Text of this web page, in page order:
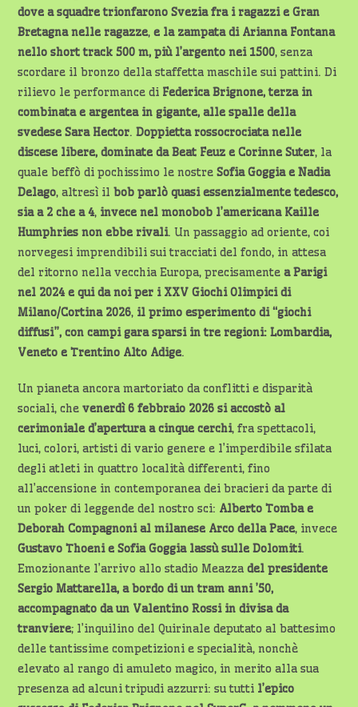
dove a squadre trionfarono Svezia fra i ragazzi e Gran
Bretagna nelle ragazze,e la zampata di Arianna Fontana
nello short track 500 m, più l’argento nei 1500, senza
scordare il bronzo della staffetta maschile sui pattini. Di
rilievo le performance di Federica Brignone, terza in
combinata e argentea in gigante, alle spalle della
svedese Sara Hector.Doppietta rossocrociata nelle
discese libere, dominate da Beat Feuz e Corinne Suter, la
quale beffò di pochissimo le nostreSofia Goggia e Nadia
Delago, altresì il bob parlò quasi essenzialmente tedesco,
sia a 2 che a 4, invece nel monobob l’americana Kaille
Humphries non ebbe rivali. Un passaggio ad oriente, coi
norvegesi imprendibili sui tracciati del fondo, in attesa
del ritorno nella vecchia Europa, precisamentea Parigi
nel 2024 e qui da noi per i XXV Giochi Olimpici di
Milano/Cortina 2026, il primo esperimento di “giochi
diffusi”, con campi gara sparsi in tre regioni: Lombardia,
Veneto e Trentino Alto Adige.
Un pianeta ancora martoriato da conflitti e disparità
sociali, chevenerdì 6 febbraio 2026 si accostò al
cerimoniale d’apertura a cinque cerchi, fra spettacoli,
luci, colori, artisti di vario genere e l’imperdibile sfilata
degli atleti in quattro località differenti, fino
all’accensione in contemporanea dei bracieri da parte di
un poker di leggende del nostro sci: Alberto Tomba e
Deborah Compagnoni al milanese Arco della Pace, invece
Gustavo Thoeni e Sofia Goggia lassù sulle Dolomiti.
Emozionante l’arrivo allo stadio Meazzadel presidente
Sergio Mattarella, a bordo di un tram anni ’50,
accompagnato da un Valentino Rossi in divisa da
tranviere; l’inquilino del Quirinale deputato al battesimo
delle tantissime competizioni e specialità, nonchè
elevato al rango di amuleto magico, in merito alla sua
presenza ad alcuni tripudi azzurri: su tutti l’epico